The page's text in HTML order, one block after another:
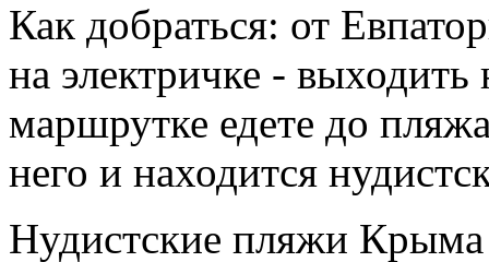
Как добраться: от
на электричке -
маршрутке едете до
него и находится
Нудистские пляжи